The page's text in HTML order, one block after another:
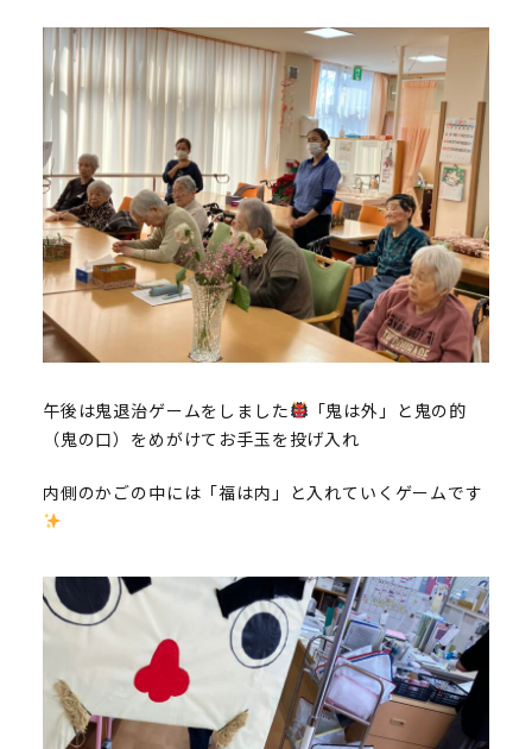
午後は鬼退治ゲームをしました
「鬼は外」と鬼の的
（鬼の口）をめがけてお手玉を投げ入れ
内側のかごの中には「福は内」と入れていくゲームです